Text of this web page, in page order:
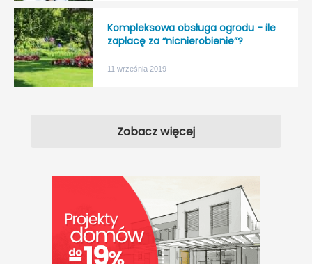
Kompleksowa obsługa ogrodu - ile
zapłacę za “nicnierobienie”?
11 września 2019
Zobacz więcej